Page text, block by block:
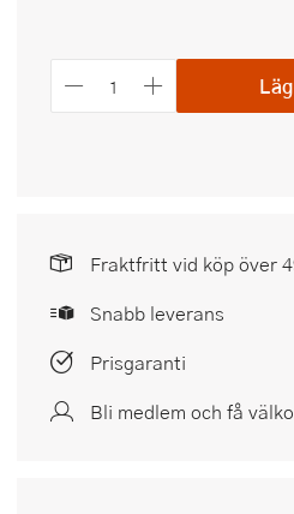
Fraktfritt vid köp över
Snabb leverans
Prisgaranti
Bli medlem och få